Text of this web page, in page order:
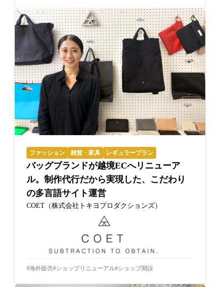
ファッション 雑貨・家具 レギュラープラン
バッグブランドが越境ECへリニューア
ル。制作代行だから実現した、こだわり
の多言語サイト運営
COET（株式会社トキヨプロダクションズ）
海外販売 ショップリニューアル ショップ開設